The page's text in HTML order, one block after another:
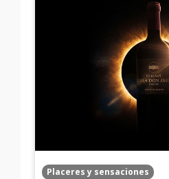
Placeres y sensaciones